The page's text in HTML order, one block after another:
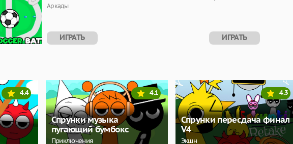
Аркады
ИГРАТЬ ИГРАТЬ
4.4
Спрунки музыка
пугающий бумбокс
Приключения
4.1
Спрунки пересдача финал
V4
Экшн
4.3